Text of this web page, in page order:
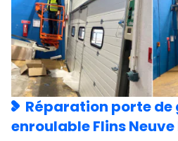
Réparation porte de
enroulable Flins Neuve